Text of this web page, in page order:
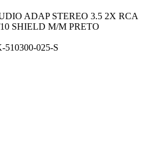
ADAP STEREO 3.5 2X RCA
SHIELD M/M PRETO
510300-025-S